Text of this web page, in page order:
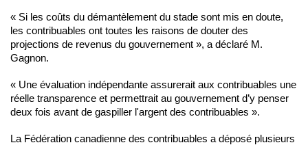
« Si les coûts du démantèlement du stade sont mis en doute,
les contribuables ont toutes les raisons de douter des
projections de revenus du gouvernement », a déclaré M.
Gagnon.
« Une évaluation indépendante assurerait aux contribuables une
réelle transparence et permettrait au gouvernement d’y penser
deux fois avant de gaspiller l'argent des contribuables ».
La Fédération canadienne des contribuables a déposé plusieurs